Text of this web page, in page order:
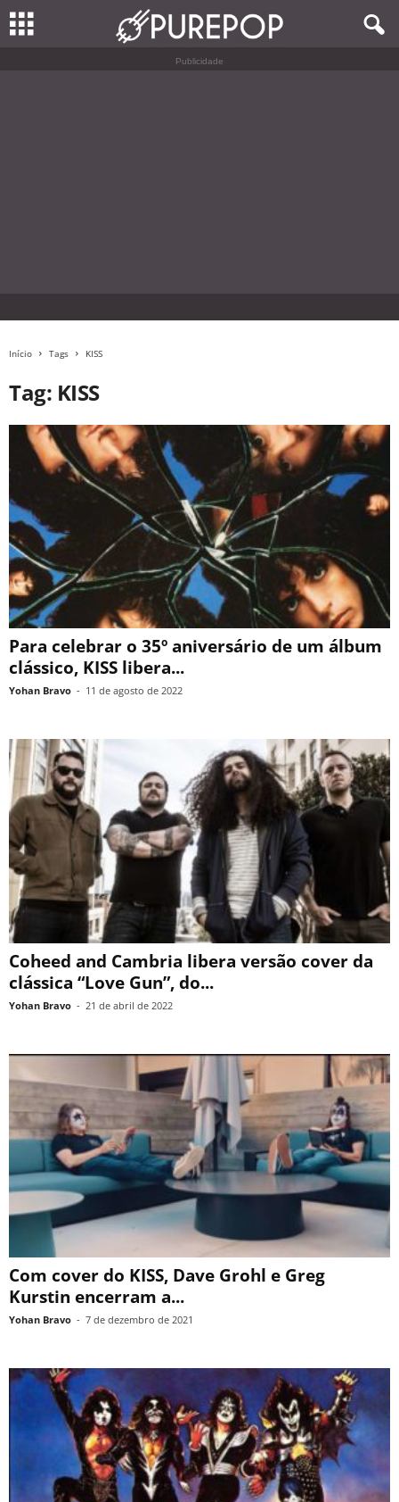
Publicidade
Início Tags KISS
Tag: KISS
Para celebrar o 35º aniversário de um álbum
clássico, KISS libera...
Yohan Bravo - 11 de agosto de 2022
Coheed and Cambria libera versão cover da
clássica “Love Gun”, do...
Yohan Bravo - 21 de abril de 2022
Com cover do KISS, Dave Grohl e Greg
Kurstin encerram a...
Yohan Bravo - 7 de dezembro de 2021